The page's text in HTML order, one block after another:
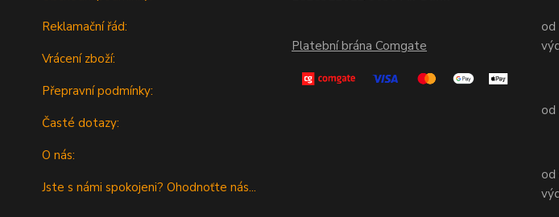
Reklamační řád:
Vrácení zboží:
Přepravní podmínky:
Časté dotazy:
O nás:
Jste s námi spokojeni? Ohodnoťte nás...
Platební brána Comgate
od
od
od